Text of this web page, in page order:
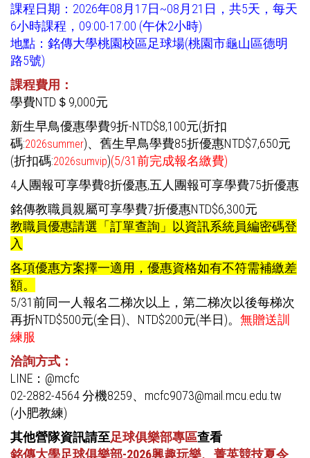
課程日期：2026年08月17日~08月21日，共5天，每天
6小時課程，09:00-17:00 (午休2小時)
地點：銘傳大學桃園校區足球場(桃園市龜山區德明
路5號)
課程費用：
學費NTD＄9,000元
新生早鳥優惠學費9折-NTD$8,100元(折扣
碼:2026summer)、舊生早鳥學費85折優惠NTD$7,650元
(折扣碼:2026sumvip)(5/31前完成報名繳費)
4人團報可享學費8折優惠,五人團報可享學費75折優惠
銘傳教職員親屬可享學費7折優惠NTD$6,300元
教職員優惠請選「訂單查詢」以資訊系統員編密碼登
入
各項優惠方案擇一適用，優惠資格如有不符需補繳差
額。
5/31前同一人報名二梯次以上，第二梯次以後每梯次
再折NTD$500元(全日)、NTD$200元(半日)。 無贈送訓
練服
洽詢方式：
LINE：@mcfc
02-2882-4564 分機8259、mcfc9073@mail.mcu.edu.tw
(小肥教練)
其他營隊資訊請至足球俱樂部專區查看
銘傳大學足球俱樂部-2026興趣玩樂、菁英競技夏令